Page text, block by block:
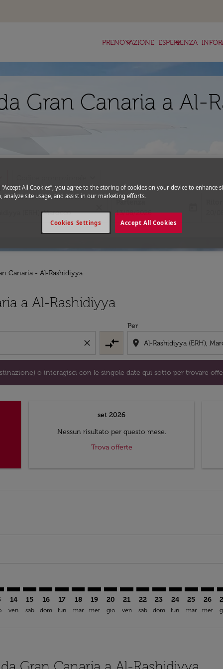
PRENOTAZIONE
keyboard_arrow_down ESPERIENZA
keyboard_arrow_down
Gran Canaria a Al-
Partenza
fc-booking-departure-date-aria-
13/08/2026
fc-
Canaria - Al-Rashidiyya
a Al-Rashidiyya
close compare_arrows
Per
location_on
o interagisci con le singole date qui sotto per trovare
destinazione) o interagisci con le singole date qui sotto
set 2026
Nessun risultato per questo mese.
Trova offerte
14
ven
15
sab
16
dom
17
lun
18
mar
19
mer
20
gio
LPA–ERH: cmp-view-
21
ven
LPA–ERH: cmp-view-
22
sab
LPA–ERH: cmp-
23
dom
LPA–ERH:
24
lun
25
mar
26
mer
“Accept All Cookies”, you agree to the storing of cookies on your device to enhance
analyze site usage, and assist in our marketing efforts.
Accept All Cookies
Cookies Settings